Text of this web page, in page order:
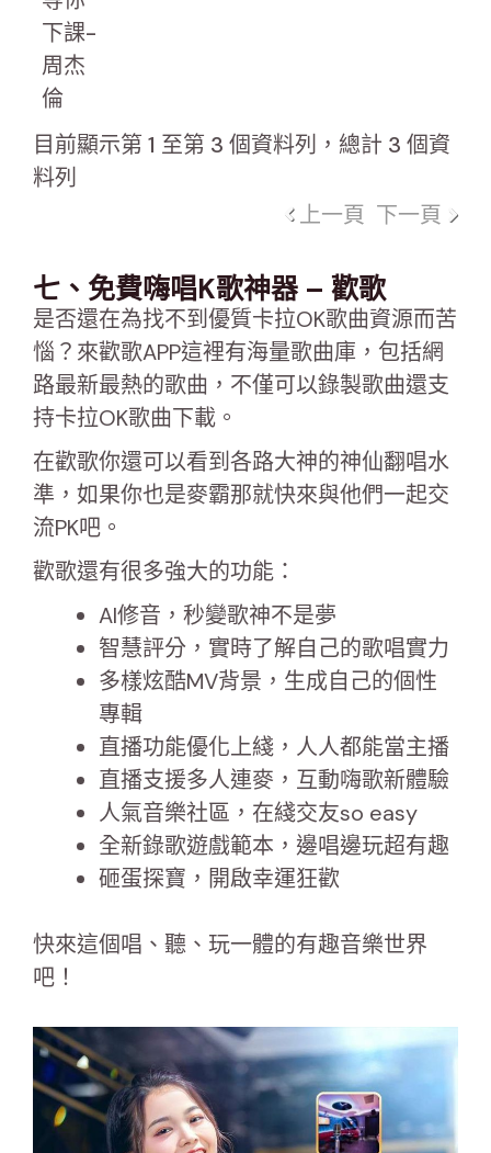
下課-
周杰
倫
目前顯示第 1 至第 3 個資料列，總計 3 個資
料列
上一頁 下一頁
七、免費嗨唱K歌神器 – 歡歌
是否還在為找不到優質卡拉OK歌曲資源而苦
惱？來歡歌APP這裡有海量歌曲庫，包括網
路最新最熱的歌曲，不僅可以錄製歌曲還支
持卡拉OK歌曲下載。
在歡歌你還可以看到各路大神的神仙翻唱水
準，如果你也是麥霸那就快來與他們一起交
流PK吧。
歡歌還有很多強大的功能：
AI修音，秒變歌神不是夢
智慧評分，實時了解自己的歌唱實力
多樣炫酷MV背景，生成自己的個性
專輯
直播功能優化上綫，人人都能當主播
直播支援多人連麥，互動嗨歌新體驗
人氣音樂社區，在綫交友so easy
全新錄歌遊戲範本，邊唱邊玩超有趣
砸蛋探寶，開啟幸運狂歡
快來這個唱、聽、玩一體的有趣音樂世界
吧！